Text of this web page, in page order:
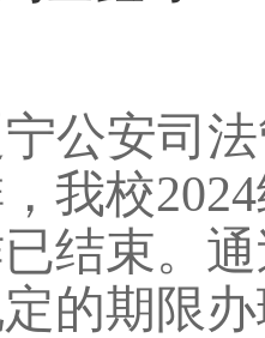
公安司
我校
结束。
的期限